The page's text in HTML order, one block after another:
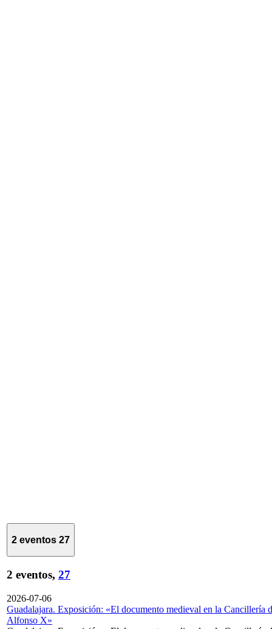
2 eventos 27
2 eventos, 27
2026-07-06
Guadalajara. Exposición: «El documento medieval en la Cancillería
Alfonso X»